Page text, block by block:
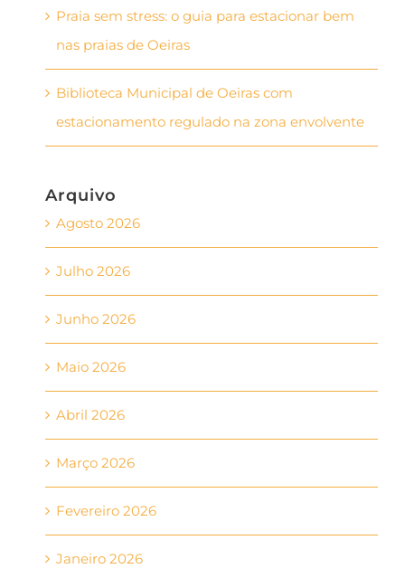
Praia sem stress: o guia para estacionar bem
nas praias de Oeiras
Biblioteca Municipal de Oeiras com
estacionamento regulado na zona envolvente
Arquivo
Agosto 2026
Julho 2026
Junho 2026
Maio 2026
Abril 2026
Março 2026
Fevereiro 2026
Janeiro 2026